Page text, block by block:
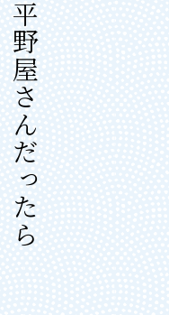
平野屋さんだったら